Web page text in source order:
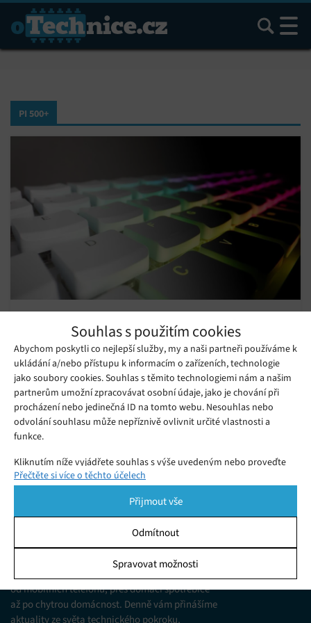
Souhlas s použitím cookies
Abychom poskytli co nejlepší služby, my a naši partneři používáme k
ukládání a/nebo přístupu k informacím o zařízeních, technologie
jako soubory cookies. Souhlas s těmito technologiemi nám a našim
partnerům umožní zpracovávat osobní údaje, jako je chování při
procházení nebo jedinečná ID na tomto webu. Nesouhlas nebo
odvolání souhlasu může nepříznivě ovlivnit určité vlastnosti a
funkce.
Kliknutím níže vyjádřete souhlas s výše uvedeným nebo proveďte
podrobnější rozhodnutí. Vaše volby budou použity pouze na tomto
pomocí přepínačů v Zásadách cookies nebo kliknutím na tlačítko
Spravovat souhlas ve spodní části obrazovky.
Ukládání a/nebo přístup k informacím v zařízení, Porozumění
publiku prostřednictvím statistik nebo kombinací údajů z
různých zdrojů.
Přečtěte si více o těchto účelech
Přijmout vše
Odmítnout
Spravovat možnosti
Hledat
PI 500+
RGB klávesy a SSD
Pondělí 29. 09. 2025 Ivana
Počítač v klávesnici Raspberry Pi 500+ s 16 GB RAM, SSD
úložištěm a mechanickou RGB klávesnicí nabízí kompaktní
výkon pro každodenní použití.
Jsme web zajímající se o technologické novinky
od mobilních telefonů, přes domácí spotřebiče
až po chytrou domácnost. Denně vám přinášíme
aktuality ze světa technického pokroku,